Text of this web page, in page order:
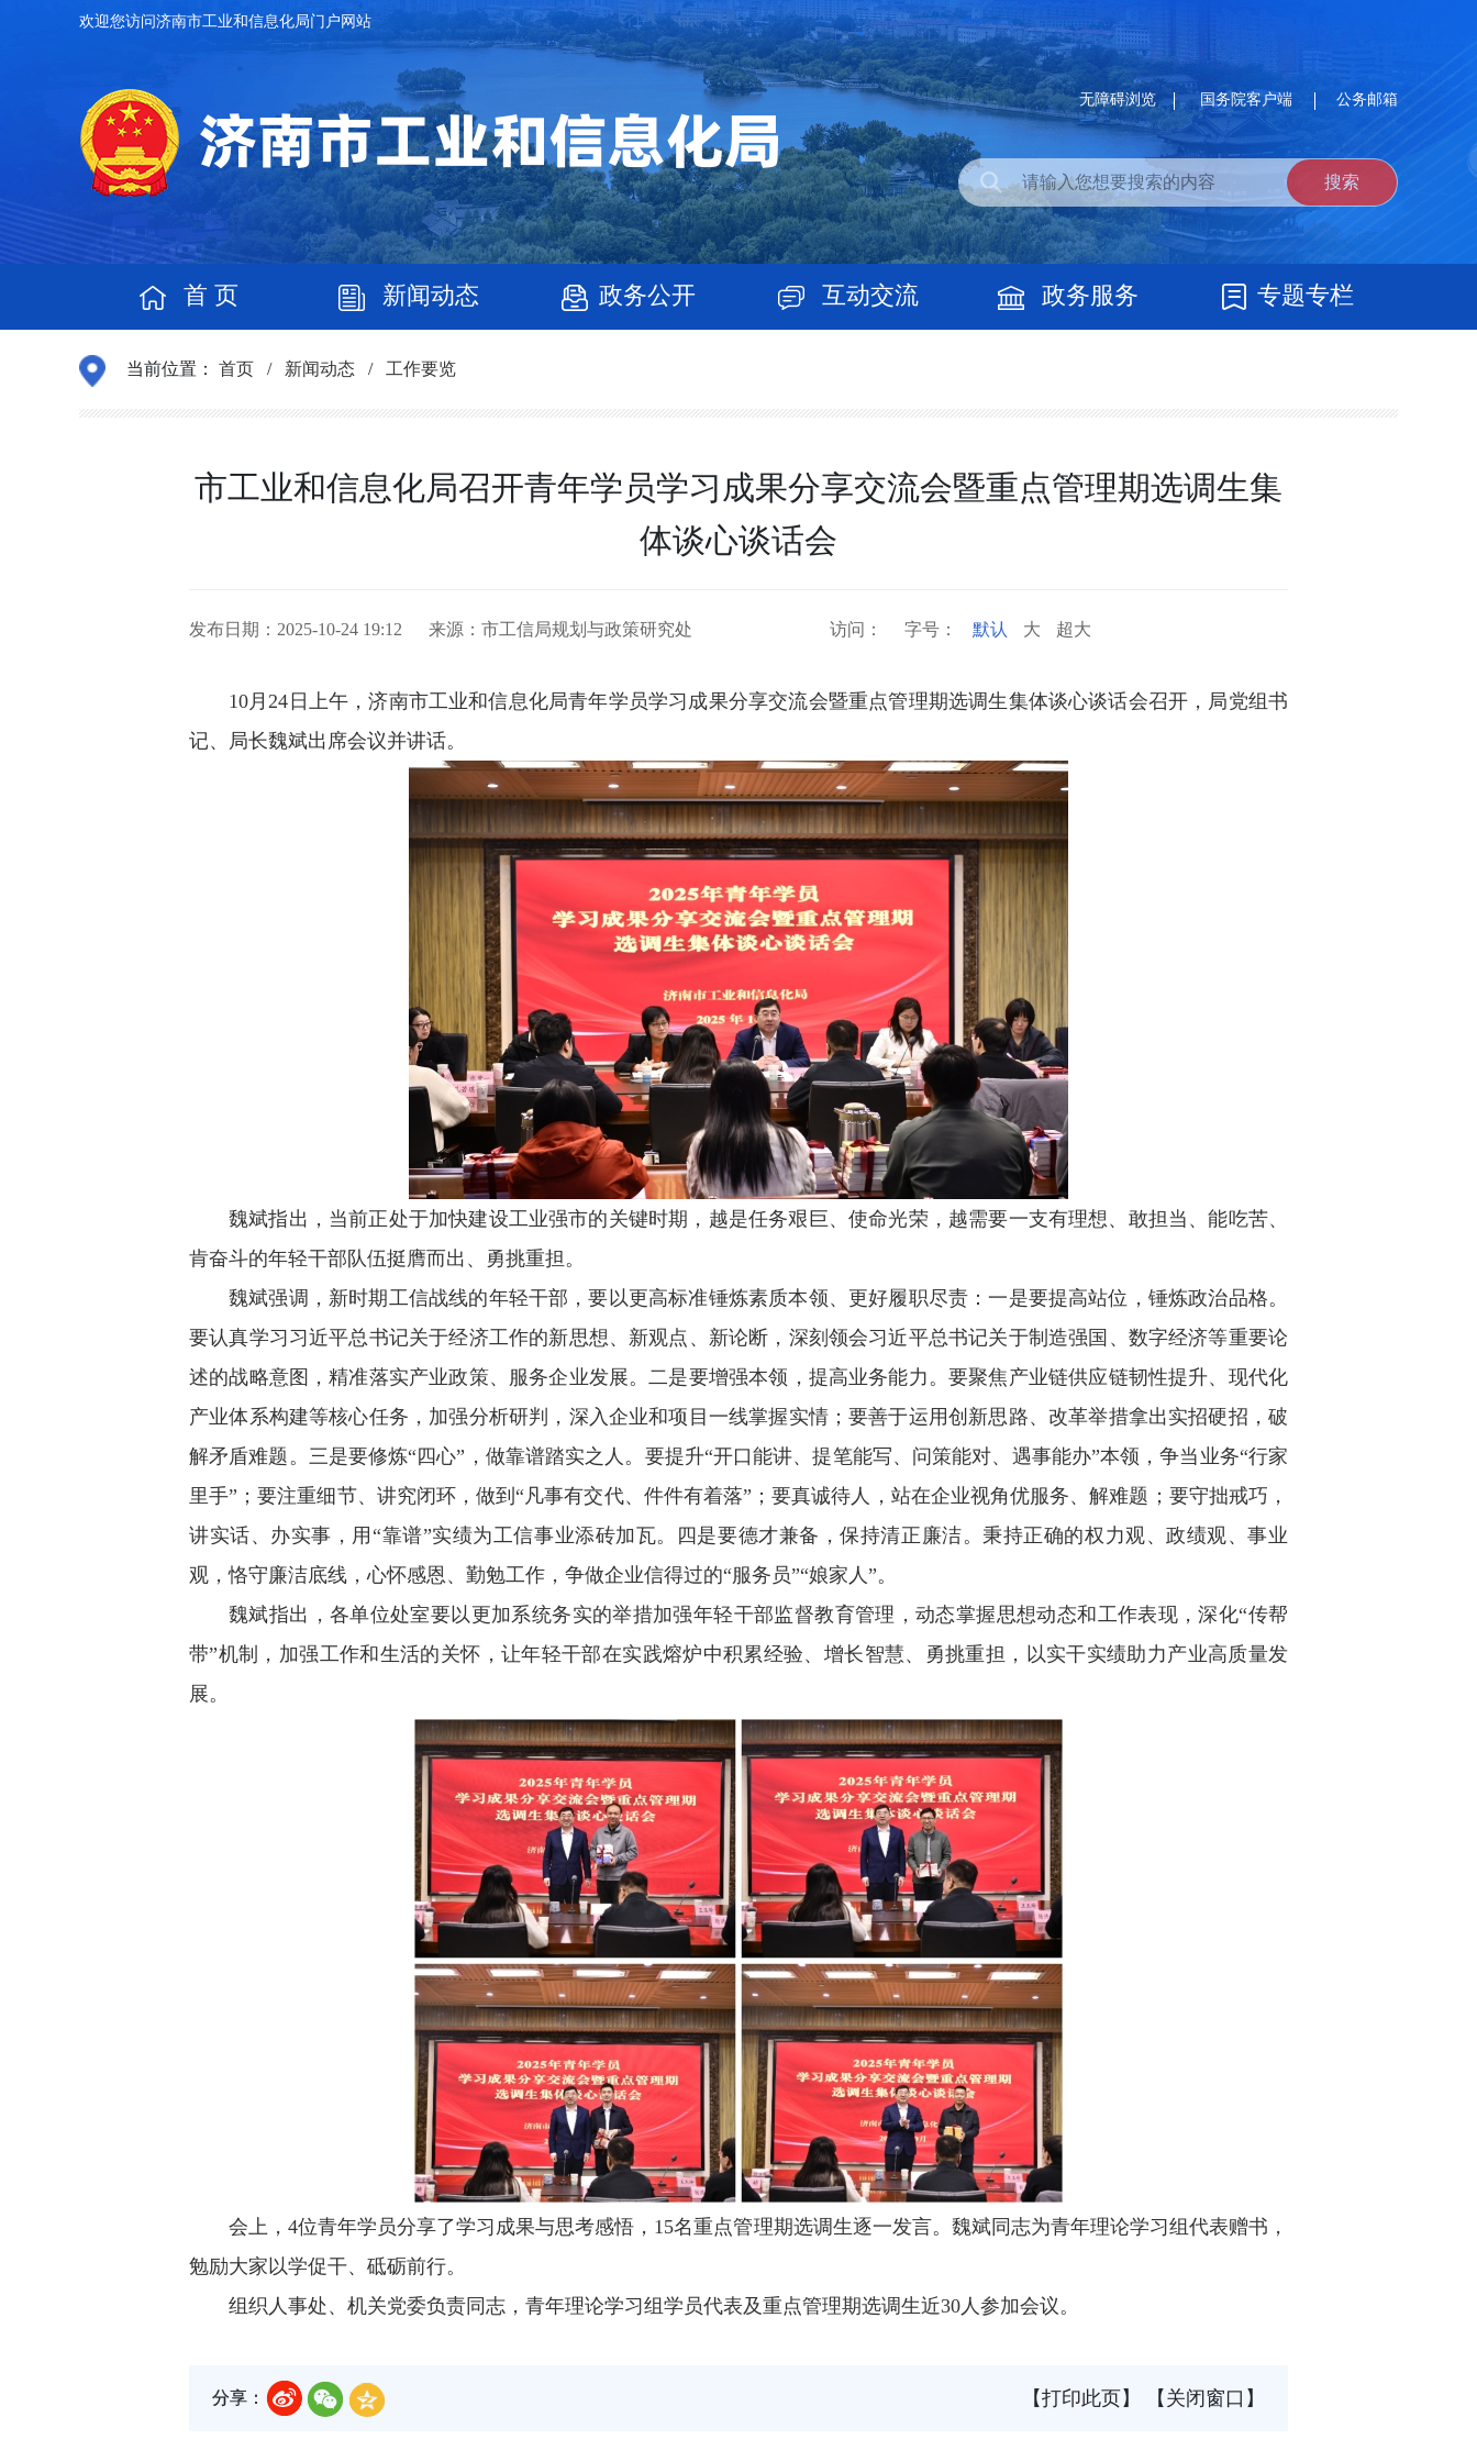
欢迎您访问济南市工业和信息化局门户网站
无障碍浏览 国务院客户端 公务邮箱
首 页 新闻动态 政务公开 互动交流 政务服务 专题专栏
当前位置： 首页 / 新闻动态 / 工作要览
市工业和信息化局召开青年学员学习成果分享交流会暨重点管理期选调生集
体谈心谈话会
发布日期：2025-10-24 19:12 来源：市工信局规划与政策研究处 访问： 字号： 默认 大 超大
10月24日上午，济南市工业和信息化局青年学员学习成果分享交流会暨重点管理期选调生集体谈心谈话会召开，局党组书
记、局长魏斌出席会议并讲话。
魏斌指出，当前正处于加快建设工业强市的关键时期，越是任务艰巨、使命光荣，越需要一支有理想、敢担当、能吃苦、
肯奋斗的年轻干部队伍挺膺而出、勇挑重担。
魏斌强调，新时期工信战线的年轻干部，要以更高标准锤炼素质本领、更好履职尽责：一是要提高站位，锤炼政治品格。
要认真学习习近平总书记关于经济工作的新思想、新观点、新论断，深刻领会习近平总书记关于制造强国、数字经济等重要论
述的战略意图，精准落实产业政策、服务企业发展。二是要增强本领，提高业务能力。要聚焦产业链供应链韧性提升、现代化
产业体系构建等核心任务，加强分析研判，深入企业和项目一线掌握实情；要善于运用创新思路、改革举措拿出实招硬招，破
解矛盾难题。三是要修炼“四心”，做靠谱踏实之人。要提升“开口能讲、提笔能写、问策能对、遇事能办”本领，争当业务“行家
里手”；要注重细节、讲究闭环，做到“凡事有交代、件件有着落”；要真诚待人，站在企业视角优服务、解难题；要守拙戒巧，
讲实话、办实事，用“靠谱”实绩为工信事业添砖加瓦。四是要德才兼备，保持清正廉洁。秉持正确的权力观、政绩观、事业
观，恪守廉洁底线，心怀感恩、勤勉工作，争做企业信得过的“服务员”“娘家人”。
魏斌指出，各单位处室要以更加系统务实的举措加强年轻干部监督教育管理，动态掌握思想动态和工作表现，深化“传帮
带”机制，加强工作和生活的关怀，让年轻干部在实践熔炉中积累经验、增长智慧、勇挑重担，以实干实绩助力产业高质量发
展。
会上，4位青年学员分享了学习成果与思考感悟，15名重点管理期选调生逐一发言。魏斌同志为青年理论学习组代表赠书，
勉励大家以学促干、砥砺前行。
组织人事处、机关党委负责同志，青年理论学习组学员代表及重点管理期选调生近30人参加会议。
分享： 【打印此页】 【关闭窗口】